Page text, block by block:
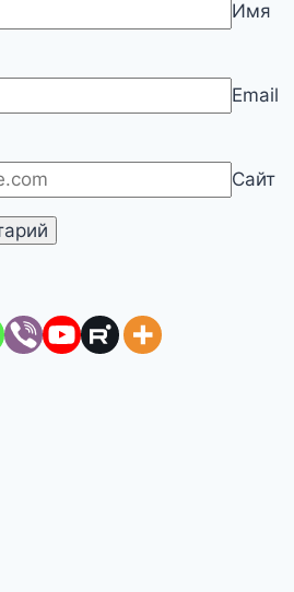
Имя
Email
Сайт